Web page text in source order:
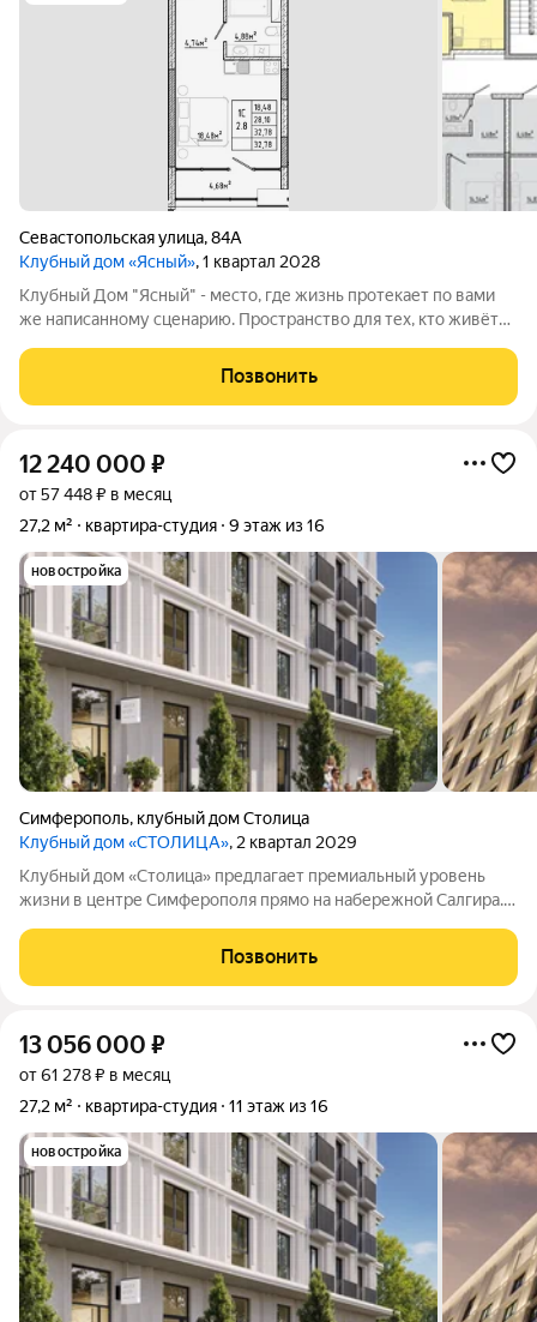
Севастопольская улица,84А
Клубный дом «Ясный», 1 квартал 2028
Клубный Дом "Ясный" - место, где жизнь протекает по вами
же написанному сценарию. Пространство для тех, кто живёт
главе пелотона. Островок безмятежности в центральной
части города. Пространство,
Позвонить
12 240 000 ₽
от 57 448 ₽ в месяц
27,2 м²
квартира-студия 9 этаж из 16
новостройка
Симферополь, клубный дом Столица
Клубный дом «СТОЛИЦА», 2 квартал 2029
Клубный дом «Столица» предлагает премиальный уровень
жизни в центре Симферополя прямо на набережной Салгира.
особый стиль и окружение. Застройщик федеральный
Позвонить
13 056 000 ₽
от 61 278 ₽ в месяц
27,2 м²
квартира-студия 11 этаж из 16
новостройка